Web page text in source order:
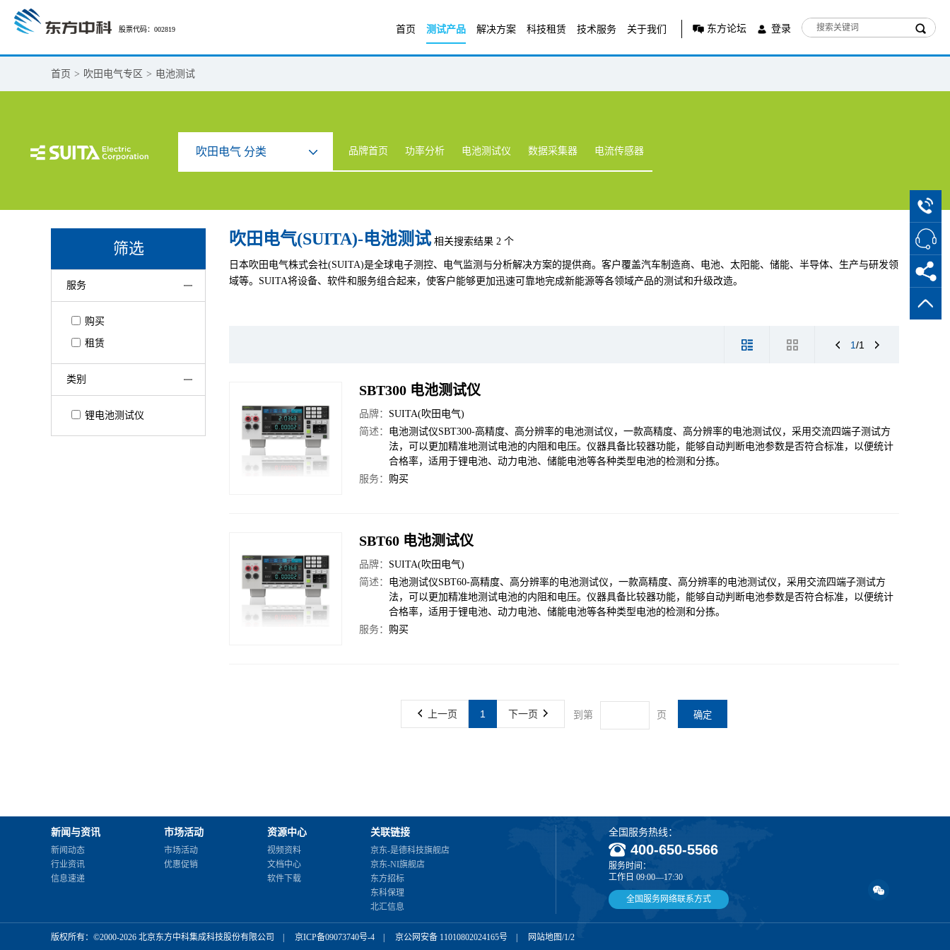
股票代码：002819 首页 测试产品 解决方案 科技租赁 技术服务 关于我们 东方论坛 登录
首页 > 吹田电气专区 > 电池测试
吹田电气 分类 品牌首页 功率分析 电池测试仪 数据采集器 电流传感器
筛选
服务
购买
租赁
类别
锂电池测试仪
吹田电气(SUITA)-电池测试相关搜索结果 2 个
日本吹田电气株式会社(SUITA)是全球电子测控、电气监测与分析解决方案的提供商。客户覆盖汽车制造商、电池、太阳能、储能、半导体、生产与研发领
域等。SUITA将设备、软件和服务组合起来，使客户能够更加迅速可靠地完成新能源等各领域产品的测试和升级改造。
1/1
SBT300 电池测试仪
品牌： SUITA(吹田电气)
简述： 电池测试仪SBT300-高精度、高分辨率的电池测试仪，一款高精度、高分辨率的电池测试仪，采用交流四端子测试方
法，可以更加精准地测试电池的内阻和电压。仪器具备比较器功能，能够自动判断电池参数是否符合标准，以便统计
合格率，适用于锂电池、动力电池、储能电池等各种类型电池的检测和分拣。
服务： 购买
SBT60 电池测试仪
品牌： SUITA(吹田电气)
简述： 电池测试仪SBT60-高精度、高分辨率的电池测试仪，一款高精度、高分辨率的电池测试仪，采用交流四端子测试方
法，可以更加精准地测试电池的内阻和电压。仪器具备比较器功能，能够自动判断电池参数是否符合标准，以便统计
合格率，适用于锂电池、动力电池、储能电池等各种类型电池的检测和分拣。
服务： 购买
上一页 1 下一页 到第 页 确定
新闻与资讯
新闻动态
行业资讯
信息速递
市场活动
市场活动
优惠促销
资源中心
视频资料
文档中心
软件下载
关联链接
京东-是德科技旗舰店
京东-NI旗舰店
东方招标
东科保理
北汇信息
全国服务热线：
400-650-5566
服务时间：
工作日 09:00—17:30
全国服务网络联系方式
版权所有：©2000-2026 北京东方中科集成科技股份有限公司 京ICP备09073740号-4 京公网安备 11010802024165号 网站地图/1/2